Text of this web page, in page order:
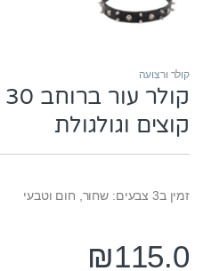
קולר ורצועה
קוצים וגולגולת
זמין ב3 צבעים: שחור, חום וטבעי
₪115.0